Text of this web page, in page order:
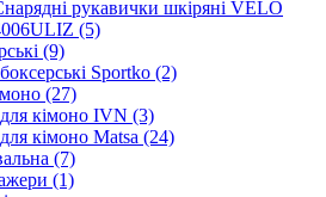
рукавички шкіряні VELO
(5)
(9)
Sportko (2)
(27)
кімоно IVN (3)
кімоно Matsa (24)
(7)
(1)